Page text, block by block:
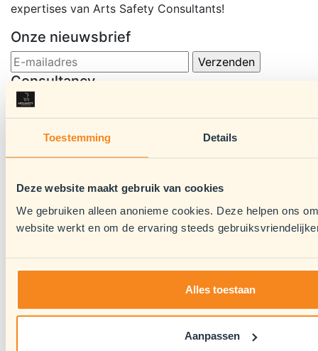
Toestemming Details
Deze website maakt gebruik van cookies
We gebruiken alleen anonieme cookies. Deze helpen ons
website werkt en om de ervaring steeds
Alles toestaan
Aanpassen
expertises van Arts Safety Consultants!
Onze nieuwsbrief
Consultancy
Toetsing RI&E
Ontwikkelen en V&G plannen en -procedures
Veiligheidsinspecties
Managementsystemen
Audits
Recruitment
(MoSHE)
Hoger veiligheidskundige (hvk)
Middelbaar veiligheidskundige (mvk)
Arbeids- en Organisatiedeskundige (A&O)